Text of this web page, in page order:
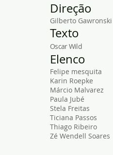
Direção
Gilberto Gawronski
Texto
Oscar Wild
Elenco
Felipe mesquita
Karin Roepke
Márcio Malvarez
Paula Jubé
Stela Freitas
Ticiana Passos
Thiago Ribeiro
Zé Wendell Soares